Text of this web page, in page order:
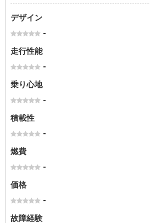
デザイン
-
走行性能
-
乗り心地
-
積載性
-
燃費
-
価格
-
故障経験